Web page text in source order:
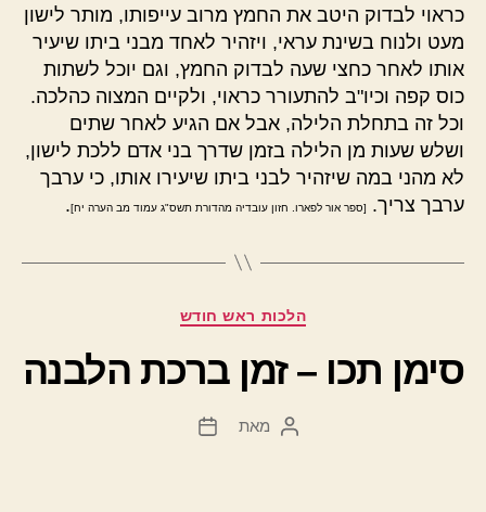
כראוי לבדוק היטב את החמץ מרוב עייפותו, מותר לישון
מעט ולנוח בשינת עראי, ויזהיר לאחד מבני ביתו שיעיר
אותו לאחר כחצי שעה לבדוק החמץ, וגם יוכל לשתות
כוס קפה וכיו"ב להתעורר כראוי, ולקיים המצוה כהלכה.
וכל זה בתחלת הלילה, אבל אם הגיע לאחר שתים
ושלש שעות מן הלילה בזמן שדרך בני אדם ללכת לישון,
לא מהני במה שיזהיר לבני ביתו שיעירו אותו, כי ערבך
ערבך צריך.
[ספר אור לפארו. חזון עובדיה מהדורת תשס"ג עמוד מב הערה יח].
קטגוריות
הלכות ראש חודש
סימן תכו – זמן ברכת הלבנה
המחבר
מאת
תאריך